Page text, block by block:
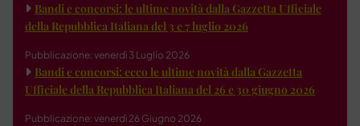
Bandi e concorsi: le ultime novità dalla Gazzetta Ufficiale
della Repubblica Italiana del 3 e 7 luglio 2026
Pubblicazione: venerdì 3 Luglio 2026
Bandi e concorsi: ecco le ultime novità dalla Gazzetta
Ufficiale della Repubblica Italiana del 26 e 30 giugno 2026
Pubblicazione: venerdì 26 Giugno 2026